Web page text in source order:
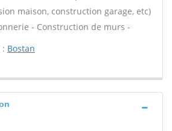
maison, construction garage, etc)
- Construction de murs -
Bostan